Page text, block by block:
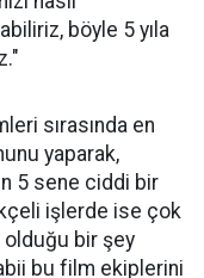
böyle 5 yıla
sırasında en
yaparak,
5 sene ciddi bir
işlerde ise çok
olduğu bir şey
bu film ekiplerini